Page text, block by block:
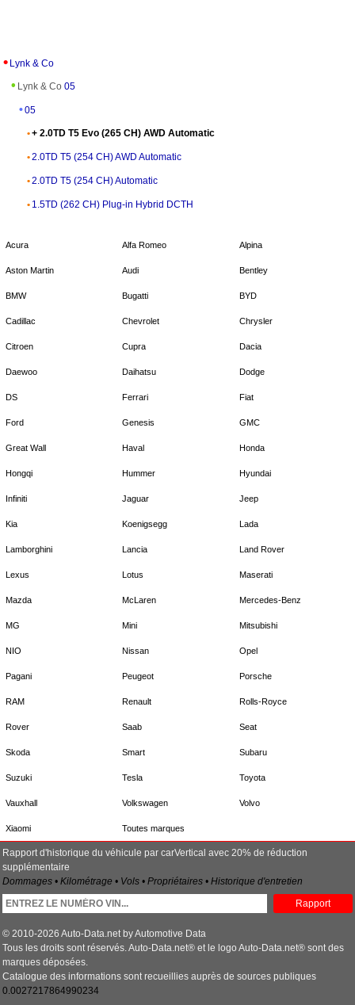
Lynk & Co
Lynk & Co 05
05
+ 2.0TD T5 Evo (265 CH) AWD Automatic
2.0TD T5 (254 CH) AWD Automatic
2.0TD T5 (254 CH) Automatic
1.5TD (262 CH) Plug-in Hybrid DCTH
Acura Alfa Romeo Alpina
Aston Martin Audi Bentley
BMW Bugatti BYD
Cadillac Chevrolet Chrysler
Citroen Cupra Dacia
Daewoo Daihatsu Dodge
DS Ferrari Fiat
Ford Genesis GMC
Great Wall Haval Honda
Hongqi Hummer Hyundai
Infiniti Jaguar Jeep
Kia Koenigsegg Lada
Lamborghini Lancia Land Rover
Lexus Lotus Maserati
Mazda McLaren Mercedes-Benz
MG Mini Mitsubishi
NIO Nissan Opel
Pagani Peugeot Porsche
RAM Renault Rolls-Royce
Rover Saab Seat
Skoda Smart Subaru
Suzuki Tesla Toyota
Vauxhall Volkswagen Volvo
Xiaomi Toutes marques
Rapport d'historique du véhicule par carVertical avec 20% de réduction
supplémentaire
Dommages • Kilométrage • Vols • Propriétaires • Historique d'entretien
Rapport
© 2010-2026 Auto-Data.net by Automotive Data
Tous les droits sont réservés. Auto-Data.net® et le logo Auto-Data.net® sont des
marques déposées.
Catalogue des informations sont recueillies auprès de sources publiques
0.0027217864990234